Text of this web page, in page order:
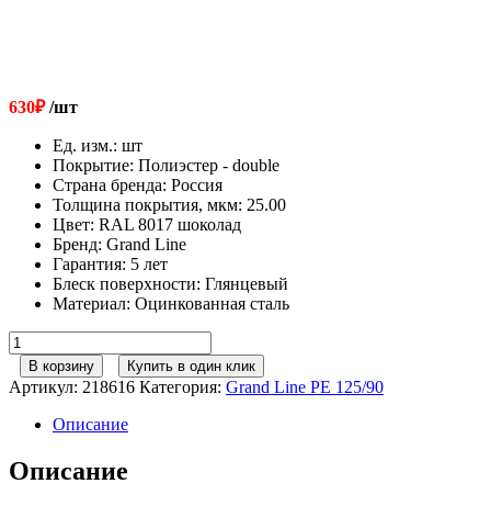
630₽/шт
Ед. изм.: шт
Покрытие: Полиэстер - double
Страна бренда: Россия
Толщина покрытия, мкм: 25.00
Цвет: RAL 8017 шоколад
Бренд: Grand Line
Гарантия: 5 лет
Блеск поверхности: Глянцевый
Материал: Оцинкованная сталь
Количество
товара
Желоб
полукруглый
125
мм
В корзину Купить в один клик
Артикул: 218616 Категория: Grand Line РЕ 125/90
Описание
Описание